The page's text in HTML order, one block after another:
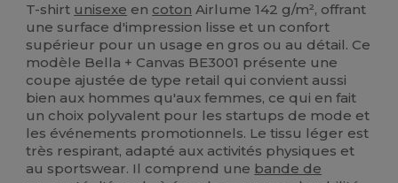
T-shirt unisexe en coton Airlume 142 g/m², offrant
une surface d'impression lisse et un confort
supérieur pour un usage en gros ou au détail. Ce
modèle Bella + Canvas BE3001 présente une
coupe ajustée de type retail qui convient aussi
bien aux hommes qu'aux femmes, ce qui en fait
un choix polyvalent pour les startups de mode et
les événements promotionnels. Le tissu léger est
très respirant, adapté aux activités physiques et
au sportswear. Il comprend une bande de